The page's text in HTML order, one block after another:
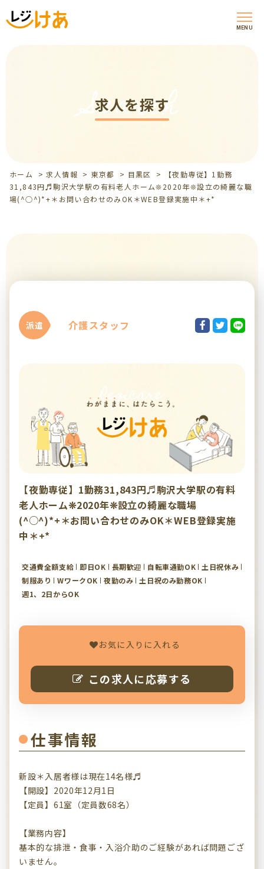
MENU
求人を探す
Search
ホーム >求人情報 > 東京都 > 目黒区 >
【夜勤専従】1勤務
31,843円♬駒沢大学駅の有料老人ホーム❊2020年❊設立の綺麗な職
場(^○^)*+＊お問い合わせのみOK＊WEB登録実施中＊+*
派遣 介護スタッフ
【夜勤専従】1勤務31,843円♬駒沢大学駅の有料
老人ホーム❊2020年❊設立の綺麗な職場
(^○^)*+＊お問い合わせのみOK＊WEB登録実施
中＊+*
交通費全額支給 即日OK 長期歓迎 自転車通勤OK
土日祝休み
制服あり
WワークOK 夜勤のみ
土日祝のみ勤務OK
週1、2日からOK
お気に入りに入れる
この求人に応募する
仕事情報
新設＊入居者様は現在14名様♬
【開設】2020年12月1日
【定員】61室（定員数68名）
【業務内容】
基本的な排泄・食事・入浴介助のご経験があれば問題ござ
いません。